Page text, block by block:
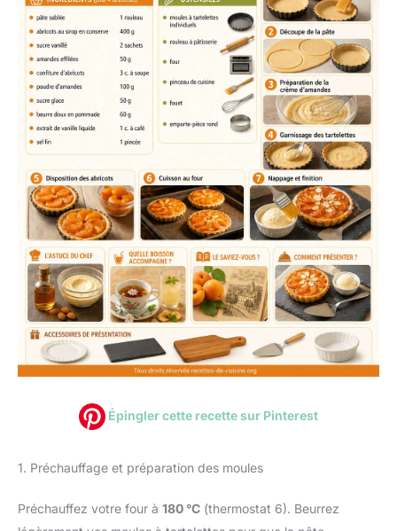
Épingler cette recette sur Pinterest
1. Préchauffage et préparation des moules
Préchauffez votre four à 180 °C (thermostat 6). Beurrez